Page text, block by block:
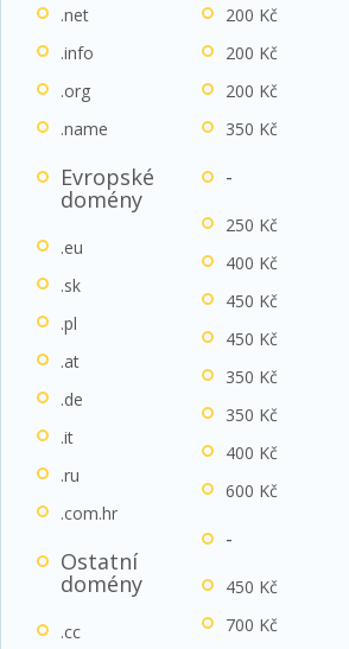
.net
.info
.org
.name
Evropské
domény
.eu
.sk
.pl
.at
.de
.it
.ru
.com.hr
Ostatní
domény
.cc
200 Kč
200 Kč
200 Kč
350 Kč
-
250 Kč
400 Kč
450 Kč
450 Kč
350 Kč
350 Kč
400 Kč
600 Kč
-
450 Kč
700 Kč